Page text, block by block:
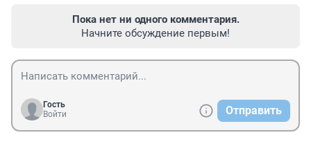
Пока нет ни одного комментария.
Начните обсуждение первым!
Гость
Войти
Отправить